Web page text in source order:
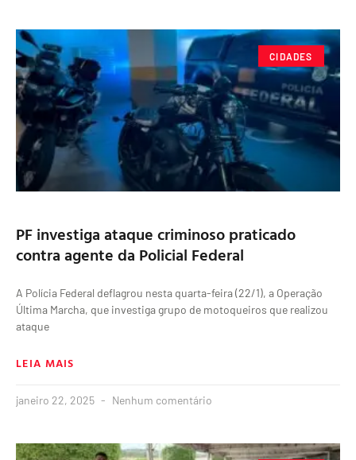
CIDADES
PF investiga ataque criminoso praticado
contra agente da Policial Federal
A Polícia Federal deflagrou nesta quarta-feira (22/1), a Operação
Última Marcha, que investiga grupo de motoqueiros que realizou
ataque
LEIA MAIS
janeiro 22, 2025 Nenhum comentário